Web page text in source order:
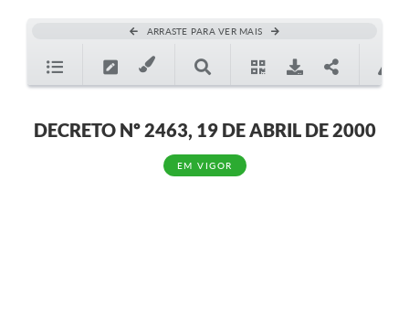
ARRASTE PARA VER MAIS
DECRETO Nº 2463, 19 DE ABRIL DE 2000
EM VIGOR